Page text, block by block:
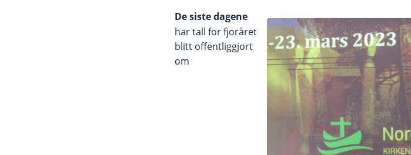
De siste dagene
har tall for fjoråret
blitt offentliggjort
om